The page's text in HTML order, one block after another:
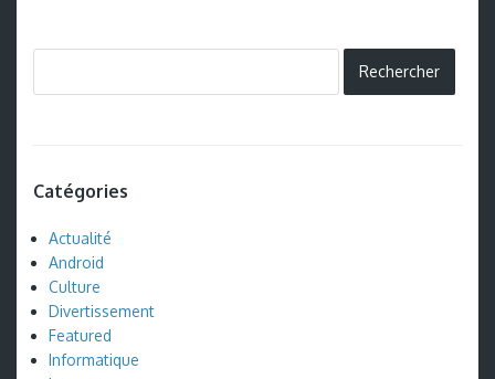
Catégories
Actualité
Android
Culture
Divertissement
Featured
Informatique